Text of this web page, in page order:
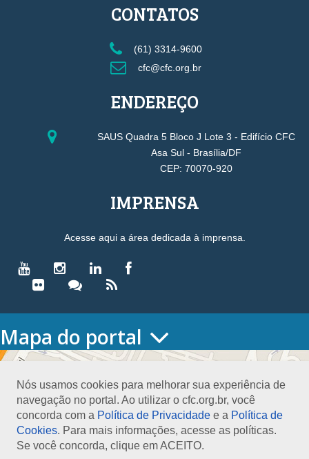
Nós usamos cookies para melhorar sua experiência de
navegação no portal. Ao utilizar o cfc.org.br, você
concorda com a Política de Privacidade e a Política de
Cookies. Para mais informações, acesse as políticas.
Se você concorda, clique em ACEITO.
CONTATOS
(61) 3314-9600
cfc@cfc.org.br
ENDEREÇO
SAUS Quadra 5 Bloco J Lote 3 - Edifício CFC
Asa Sul - Brasília/DF
CEP: 70070-920
IMPRENSA
Acesse aqui a área dedicada à imprensa.
Mapa do portal
HOME
Conselho Diretor
Nossa Sede
Planejamento
Organograma
Medalha João Lyra